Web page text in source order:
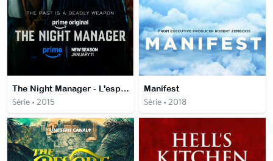
The Night Manager - L'espion aux deux visages
Série • 2015
Manifest
Série • 2018